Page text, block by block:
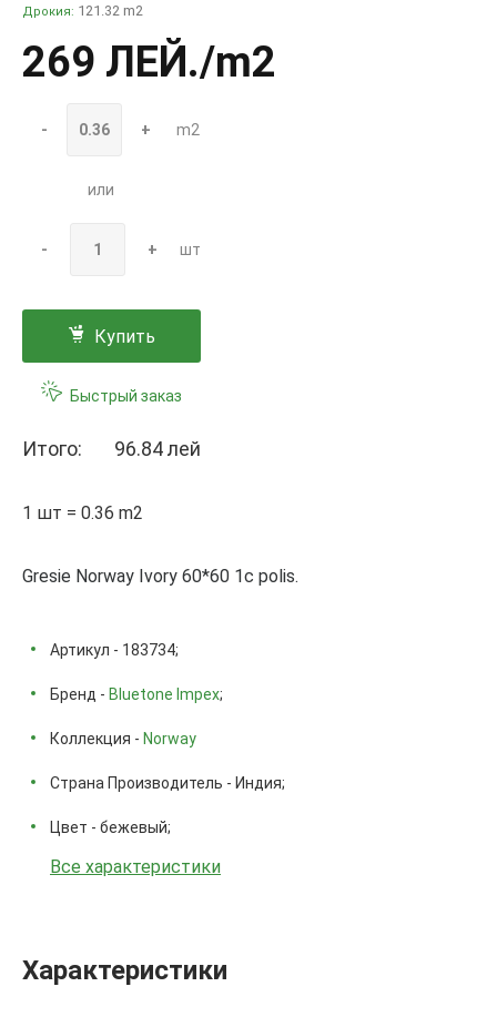
Дрокия: 121.32 m2
269 ЛЕЙ./m2
- + m2
или
- + шт
Купить
Быстрый заказ
Итого: 96.84 лей
1 шт = 0.36 m2
Gresie Norway Ivory 60*60 1c polis.
Артикул - 183734;
Бренд - Bluetone Impex;
Коллекция - Norway
Страна Производитель - Индия;
Цвет - бежевый;
Все характеристики
Характеристики